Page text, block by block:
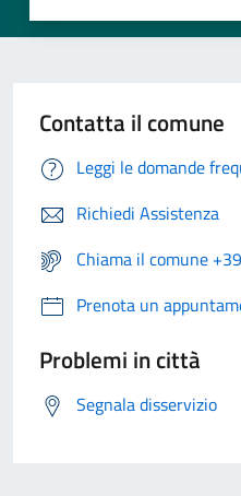
Contatta il comune
Leggi le domande
Richiedi Assistenza
Chiama il comune
Prenota un
Problemi in città
Segnala disservizio